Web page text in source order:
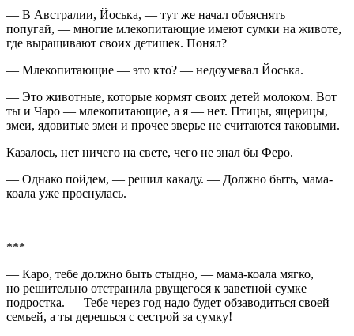
— В Австралии, Йоська, — тут же начал объяснять
попугай, — многие млекопитающие имеют сумки на животе,
где выращивают своих детишек. Понял?
— Млекопитающие — это кто? — недоумевал Йоська.
— Это животные, которые кормят своих детей молоком. Вот
ты и Чаро — млекопитающие, а я — нет. Птицы, ящерицы,
змеи, ядовитые змеи и прочее зверье не считаются таковыми.
Казалось, нет ничего на свете, чего не знал бы Феро.
— Однако пойдем, — решил какаду. — Должно быть, мама-
коала уже проснулась.
***
— Каро, тебе должно быть стыдно, — мама-коала мягко,
но решительно отстранила рвущегося к заветной сумке
подростка. — Тебе через год надо будет обзаводиться своей
семьей, а ты дерешься с сестрой за сумку!